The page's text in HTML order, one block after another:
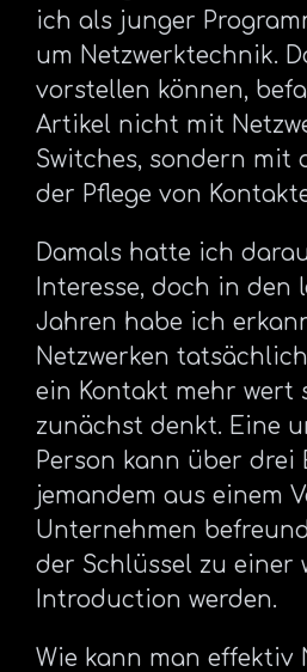
ich als junger
um Netzwerktechnik.
vorstellen können,
Artikel nicht mit
Switches, sondern mit
der Pflege von
Damals hatte ich
Interesse, doch in den
Jahren habe ich
Netzwerken
ein Kontakt mehr wert
zunächst denkt. Eine
Person kann über drei
jemandem aus einem
Unternehmen
der Schlüssel zu einer
Introduction werden.
Wie kann man effektiv